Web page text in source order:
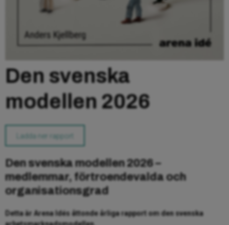
Den svenska
modellen 2026
Ladda ner rapport
Den svenska modellen 2026 –
medlemmar, förtroendevalda och
organisationsgrad
Detta är Arena Idés åttonde årliga rapport om den svenska